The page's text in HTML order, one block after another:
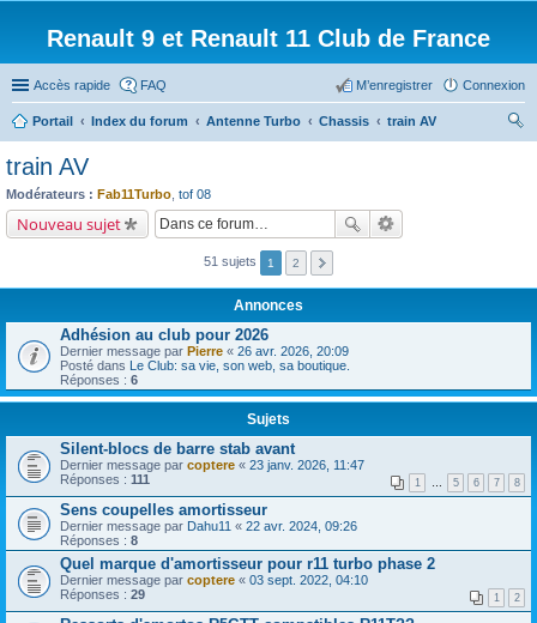
Renault 9 et Renault 11 Club de France
Accès rapide FAQ Connexion
M’enregistrer
Portail Index du forum Antenne Turbo Chassis
train AV
train AV
Modérateurs : Fab11Turbo tof 08
Nouveau sujet
51 sujets 1 2
Annonces
Adhésion au club pour 2026
Dernier message par Pierre « 26 avr. 2026, 20:09
Posté dans Le Club: sa vie, son web, sa boutique.
Réponses : 6
Sujets
Silent-blocs de barre stab avant
Dernier message par coptere « 23 janv. 2026, 11:47
Réponses : 111 1 5 6 7 8
Sens coupelles amortisseur
Dernier message par Dahu11 « 22 avr. 2024, 09:26
Réponses : 8
Quel marque d'amortisseur pour r11 turbo phase 2
Dernier message par coptere « 03 sept. 2022, 04:10
Réponses : 29 1 2